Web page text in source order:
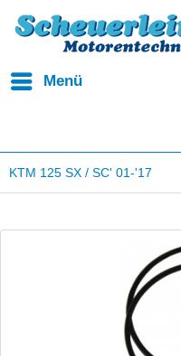
Menü
KTM 125 SX / SC' 01-'17